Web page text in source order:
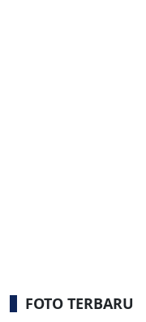
FOTO TERBARU